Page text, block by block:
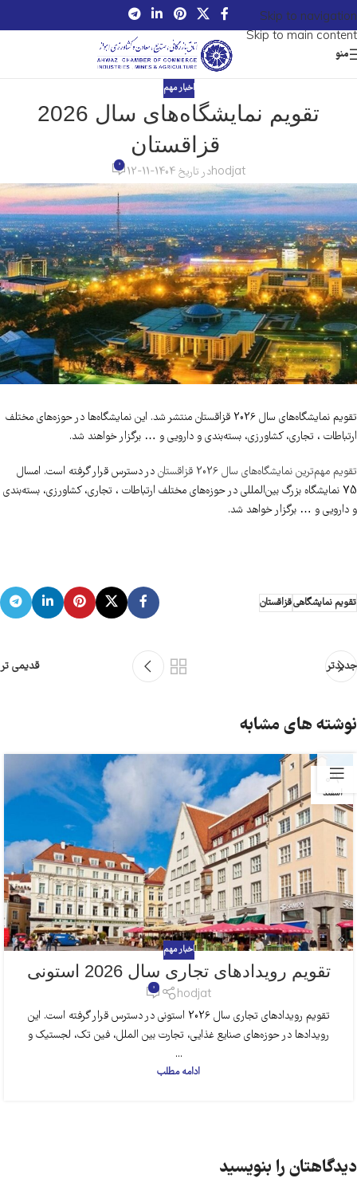
Skip to navigation
Skip to main content
منو
اخبار مهم
تقویم نمایشگاه‌های سال 2026
قزاقستان
hodjatدر تاریخ 1404-11-12 0
تقویم نمایشگاه‌های سال 2026 قزاقستان منتشر شد. این نمایشگاه‌ها در حوزه‌های مختلف
ارتباطات ، تجاری، کشاورزی، بسته‌بندی و دارویی و … برگزار خواهند شد.
تقویم مهم‌ترین نمایشگاه‌های سال 2026 قزاقستان
در دسترس قرار گرفته است. امسال
75 نمایشگاه بزرگ بین‌المللی در حوزه‌های مختلف ارتباطات ، تجاری، کشاورزی، بسته‌بندی
و دارویی و … برگزار خواهد شد.
تقویم نمایشگاهیقزاقستان
جدیدتر قدیمی تر
نوشته های مشابه
09
اسفند
اخبار مهم
تقویم رویدادهای تجاری سال 2026 استونی
hodjat
0
تقویم رویدادهای تجاری سال 2026 استونی در دسترس قرار گرفته است. این
رویدادها در حوزه‌های صنایع غذایی، تجارت بین الملل، فین تک، لجستیک و
...
ادامه مطلب
دیدگاهتان را بنویسید